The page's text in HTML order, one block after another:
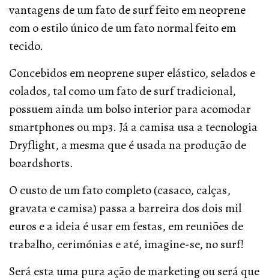
vantagens de um fato de surf feito em neoprene
com o estilo único de um fato normal feito em
tecido.
Concebidos em neoprene super elástico, selados e
colados, tal como um fato de surf tradicional,
possuem ainda um bolso interior para acomodar
smartphones ou mp3. Já a camisa usa a tecnologia
Dryflight, a mesma que é usada na produção de
boardshorts.
O custo de um fato completo (casaco, calças,
gravata e camisa) passa a barreira dos dois mil
euros e a ideia é usar em festas, em reuniões de
trabalho, cerimónias e até, imagine-se, no surf!
Será esta uma pura ação de marketing ou será que